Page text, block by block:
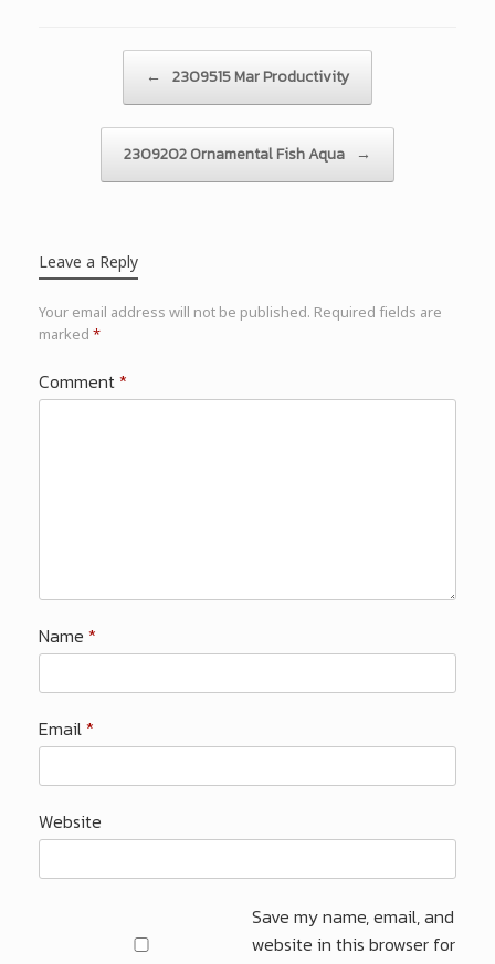
← 2309515 Mar Productivity
2309202 Ornamental Fish Aqua →
Leave a Reply
Your email address will not be published. Required fields are
marked *
Comment*
Name *
Email*
Website
Save my name, email, and
website in this browser for